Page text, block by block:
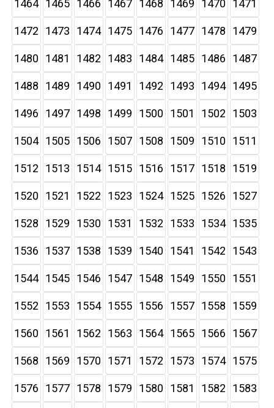
1464 1465 1466 1467 1468 1469 1470 1471
1472 1473 1474 1475 1476 1477 1478 1479
1480 1481 1482 1483 1484 1485 1486 1487
1488 1489 1490 1491 1492 1493 1494 1495
1496 1497 1498 1499 1500 1501 1502 1503
1504 1505 1506 1507 1508 1509 1510 1511
1512 1513 1514 1515 1516 1517 1518 1519
1520 1521 1522 1523 1524 1525 1526 1527
1528 1529 1530 1531 1532 1533 1534 1535
1536 1537 1538 1539 1540 1541 1542 1543
1544 1545 1546 1547 1548 1549 1550 1551
1552 1553 1554 1555 1556 1557 1558 1559
1560 1561 1562 1563 1564 1565 1566 1567
1568 1569 1570 1571 1572 1573 1574 1575
1576 1577 1578 1579 1580 1581 1582 1583